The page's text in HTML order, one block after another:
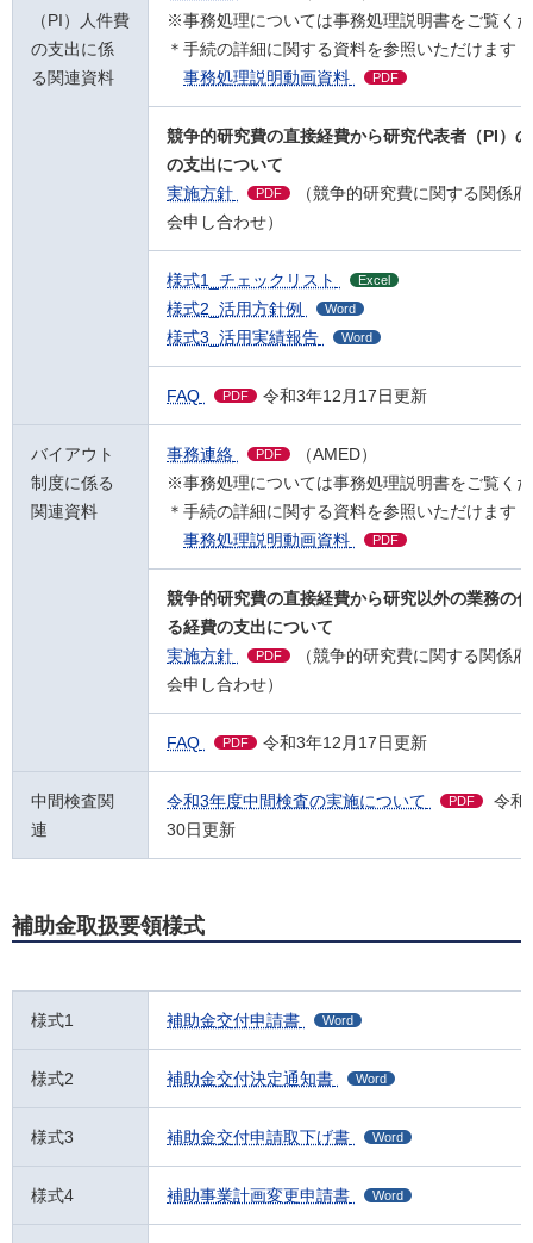
（PI）人件費
の支出に係
る関連資料
※事務処理については事務処理説明書をご覧く
＊手続の詳細に関する資料を参照いただけます
事務処理説明動画資料
PDF
競争的研究費の直接経費から研究代表者（PI）
の支出について
実施方針
PDF
（競争的研究費に関する関係
会申し合わせ）
様式1_チェックリスト Excel
様式2_活用方針例 Word
様式3_活用実績報告 Word
FAQ PDF 令和3年12月17日更新
バイアウト
制度に係る
関連資料
事務連絡 PDF
（AMED）
※事務処理については事務処理説明書をご覧く
＊手続の詳細に関する資料を参照いただけます
事務処理説明動画資料
PDF
競争的研究費の直接経費から研究以外の業務の
る経費の支出について
実施方針
PDF
（競争的研究費に関する関係
会申し合わせ）
FAQ PDF 令和3年12月17日更新
中間検査関
連
令和3年度中間検査の実施について PDF
令和
30日更新
補助金取扱要領様式
様式1 補助金交付申請書 Word
様式2 補助金交付決定通知書 Word
様式3 補助金交付申請取下げ書 Word
様式4 補助事業計画変更申請書 Word